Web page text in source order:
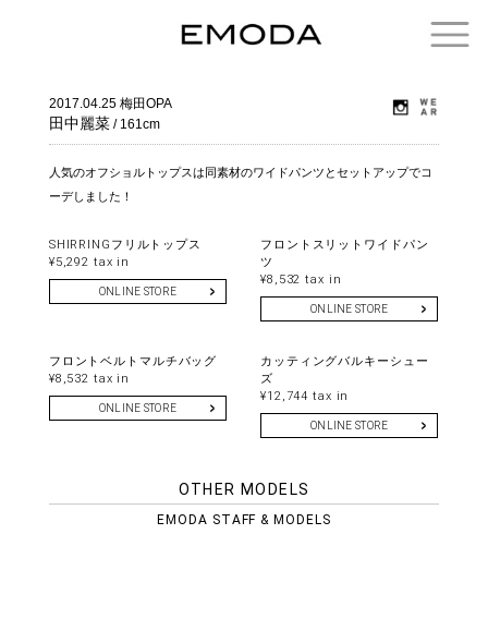
2017.04.25 梅田OPA
田中麗菜 / 161cm
人気のオフショルトップスは同素材のワイドパンツとセットアップでコ
ーデしました！
SHIRRINGフリルトップス
¥5,292 tax in
ONLINE STORE
フロントスリットワイドパン
ツ
¥8,532 tax in
ONLINE STORE
フロントベルトマルチバッグ
¥8,532 tax in
ONLINE STORE
カッティングバルキーシュー
ズ
¥12,744 tax in
ONLINE STORE
OTHER MODELS
EMODA STAFF & MODELS